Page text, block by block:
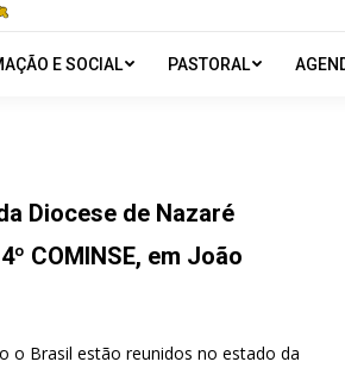
E SOCIAL PASTORAL
Diocese de Nazaré
COMINSE, em João
o Brasil estão reunidos no estado da